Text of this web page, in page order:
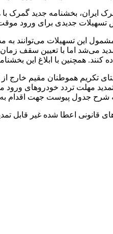
ایران، بخشنامه جدید گمرک
تسهیلات جدیدی برای ورود
این تسهیلات می‌توانند
کنند. همچنین با ابلاغ این
تکریم هموطنان مقیم
قانونی اعطا شده غیر قابل